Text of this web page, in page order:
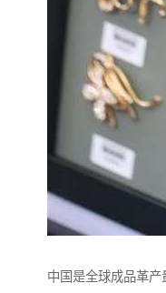
中国是全球成品革产